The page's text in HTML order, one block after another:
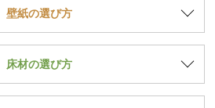
壁紙の選び方
床材の選び方